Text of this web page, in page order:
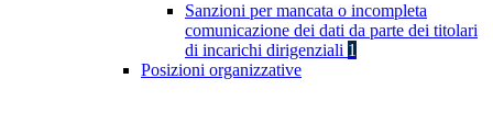
Sanzioni per mancata o incompleta
comunicazione dei dati da parte dei titolari
di incarichi dirigenziali 1
Posizioni organizzative